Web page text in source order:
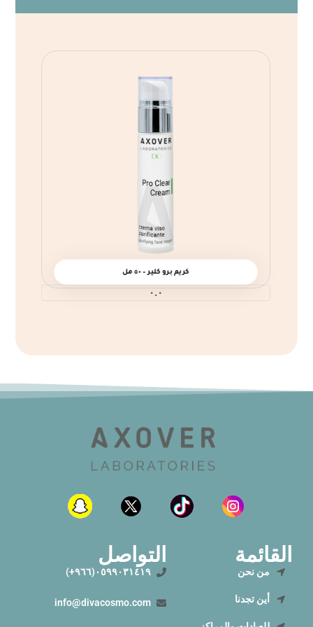
كريم برو كلير – ٥٠ مل
٠.٠
القائمة
من نحن
أين تجدنا
التواصل
٠٥٩٩٠٣١٤١٩(٩٦٦+)
info@divacosmo.com